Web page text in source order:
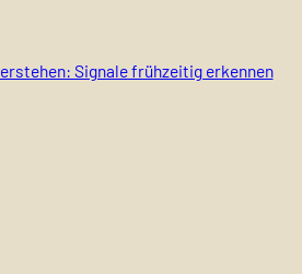
Signale frühzeitig erkennen